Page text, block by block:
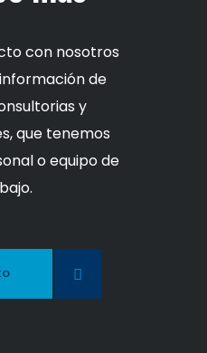
con nosotros
de
y
que tenemos
o equipo de